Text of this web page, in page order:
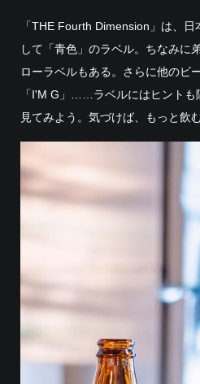
「THE Fourth Dimension」は、
して「青色」のラベル。ちなみに
ローラベルもある。さらに他のビ
「I'M G」……ラベルにはヒントも
見てみよう。気づけば、もっと飲